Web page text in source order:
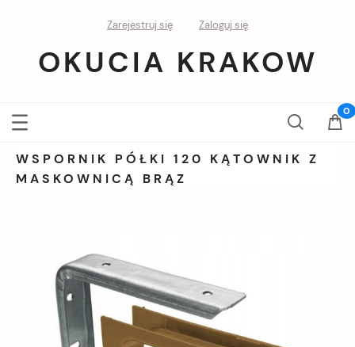
Zarejestruj się Zaloguj się
OKUCIA KRAKOW
WSPORNIK PÓŁKI 120 KĄTOWNIK Z
MASKOWNICĄ BRĄZ